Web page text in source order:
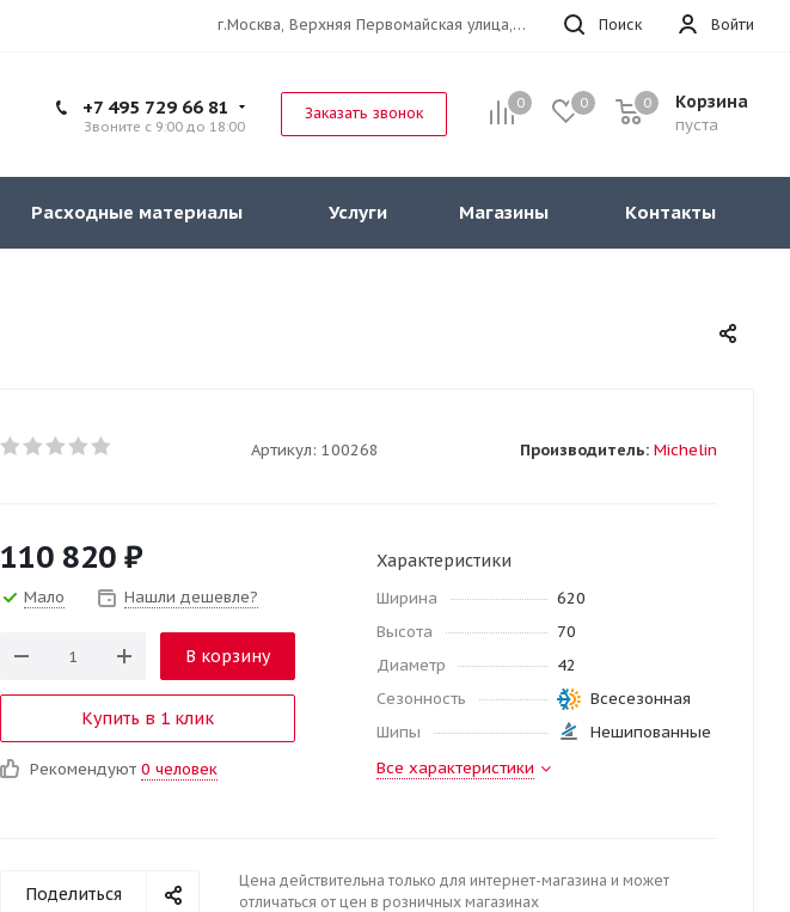
Войти
Поиск
г.Москва, Верхняя Первомайская улица, 47к11 офис 214
0 0 Корзина
пуста
0
+7 495 729 66 81
Звоните с 9:00 до 18:00
Заказать звонок
Расходные материалы Услуги Магазины Контакты
Артикул: 100268 Производитель: Michelin
110 820 ₽
Мало Нашли дешевле?
В корзину
Купить в 1 клик
Рекомендуют 0 человек
Характеристики
Ширина
620
Высота
70
Диаметр
42
Сезонность
Всесезонная
Шипы
Нешипованные
Все характеристики
Поделиться
Цена действительна только для интернет-магазина и может
отличаться от цен в розничных магазинах